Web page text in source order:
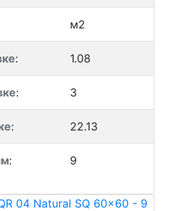
м2
: 1.08
: 3
: 22.13
: 9
04 Natural SQ 60x60 - 9